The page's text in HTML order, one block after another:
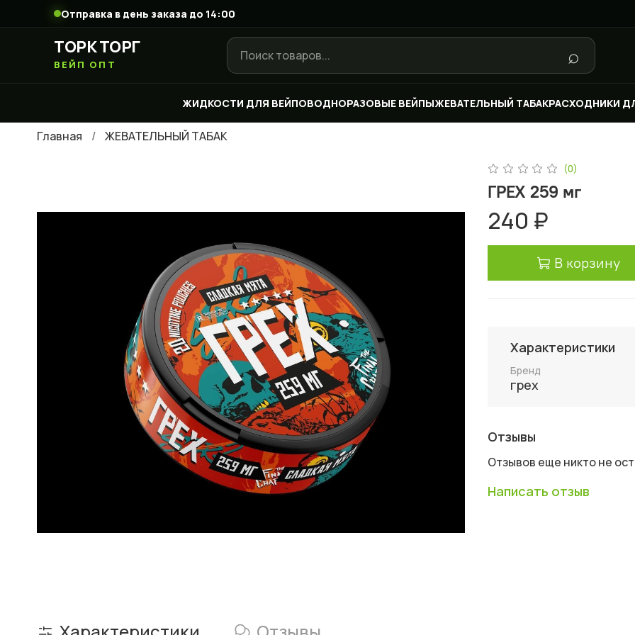
Отправка в день заказа до 14:00
ТОРК ТОРГ
ВЕЙП ОПТ ⌕
ЖИДКОСТИ ДЛЯ ВЕЙПОВОДНОРАЗОВЫЕ ВЕЙПЫЖЕВАТЕЛЬНЫЙ ТАБАКРАСХОДНИКИ
Главная ЖЕВАТЕЛЬНЫЙ ТАБАК
(0)
ГРЕХ 259 мг
240 ₽
В корзину
Характеристики
Бренд
грех
Отзывы
Отзывов еще никто не
Написать отзыв